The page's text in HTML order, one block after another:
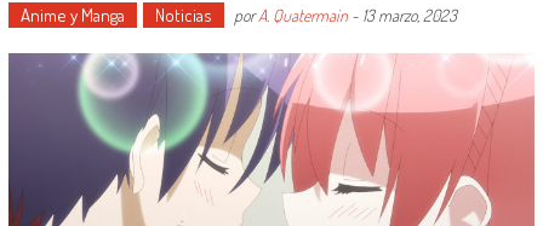
Anime y Manga Noticias porA. Quatermain- 13 marzo, 2023